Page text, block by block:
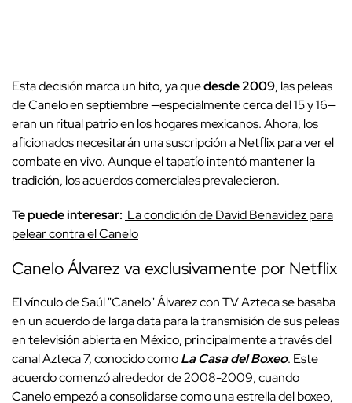
Esta decisión marca un hito, ya quedesde 2009, las peleas
de Canelo en septiembre —especialmente cerca del 15 y 16—
eran un ritual patrio en los hogares mexicanos. Ahora, los
aficionados necesitarán una suscripción a Netflix para ver el
combate en vivo. Aunque el tapatío intentó mantener la
tradición, los acuerdos comerciales prevalecieron.
Te puede interesar: La condición de David Benavidez para
pelear contra el Canelo
Canelo Álvarez va exclusivamente por Netflix
El vínculo de Saúl "Canelo" Álvarez con TV Azteca se basaba
en un acuerdo de larga data para la transmisión de sus peleas
en televisión abierta en México, principalmente a través del
canal Azteca 7, conocido comoLa Casa del Boxeo. Este
acuerdo comenzó alrededor de 2008-2009, cuando
Canelo empezó a consolidarse como una estrella del boxeo,